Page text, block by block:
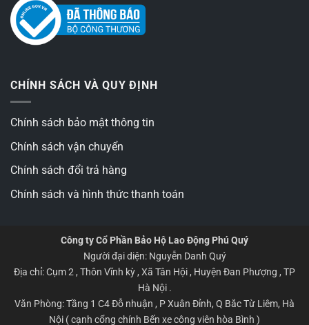
CHÍNH SÁCH VÀ QUY ĐỊNH
Chính sách bảo mật thông tin
Chính sách vận chuyển
Chính sách đổi trả hàng
Chính sách và hình thức thanh toán
Công ty Cổ Phần Bảo Hộ Lao Động Phú Quý
Người đại diện: Nguyễn Danh Quý
Địa chỉ: Cụm 2 , Thôn Vĩnh kỳ , Xã Tân Hội , Huyện Đan Phượng , TP
Hà Nội .
Văn Phòng: Tầng 1 C4 Đỗ nhuận , P Xuân Đỉnh, Q Bắc Từ Liêm, Hà
Nội ( cạnh cổng chính Bến xe công viên hòa Bình )